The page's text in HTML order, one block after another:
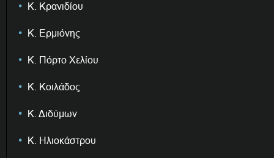
Κ. Κρανιδίου
Κ. Ερμιόνης
Κ. Πόρτο Χελίου
Κ. Κοιλάδος
Κ. Διδύμων
Κ. Ηλιοκάστρου